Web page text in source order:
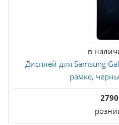
в
Дисплей для Samsung
рамке,
2790